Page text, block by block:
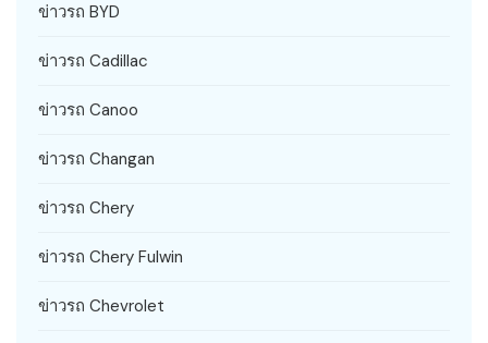
ข่าวรถ BYD
ข่าวรถ Cadillac
ข่าวรถ Canoo
ข่าวรถ Changan
ข่าวรถ Chery
ข่าวรถ Chery Fulwin
ข่าวรถ Chevrolet